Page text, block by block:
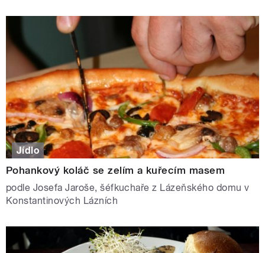
Jídlo
Pohankový koláč se zelím a kuřecím masem
podle Josefa Jaroše, šéfkuchaře z Lázeňského domu v
Konstantinových Lázních